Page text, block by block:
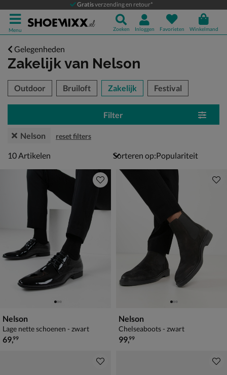
Gratisverzending en retour*
Menu Zoeken Inloggen Favorieten Winkelmand
Gelegenheden
Zakelijkvan Nelson
over
Outdoor Bruiloft Zakelijk Festival
Filter
Nelson reset filters
10 artikelen
10Artikelen Sorteren op:
Nelson
Lage nette schoenen - zwart
€ 69,99
69,99
Nelson
Chelseaboots - zwart
€ 99,99
99,99